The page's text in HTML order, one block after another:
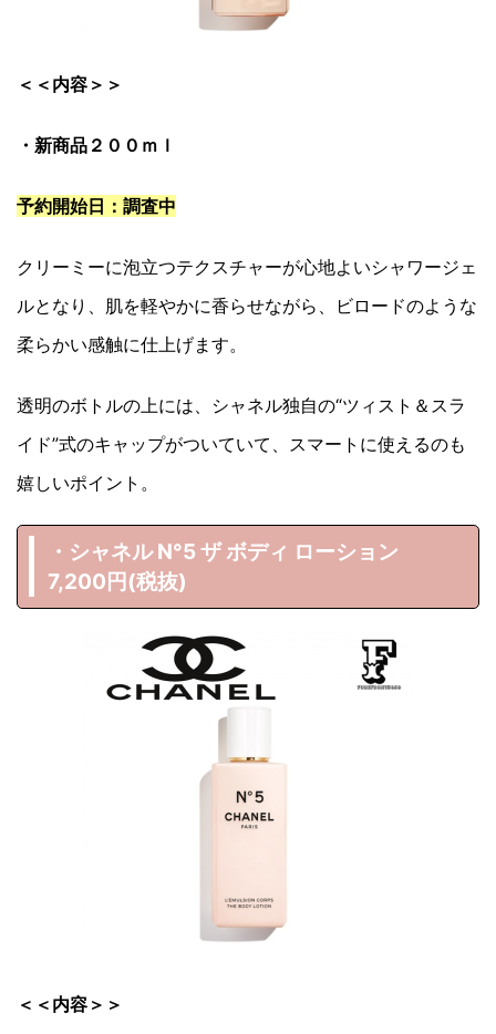
＜＜内容＞＞
・新商品２００ｍｌ
予約開始日：調査中
クリーミーに泡立つテクスチャーが心地よいシャワージェ
ルとなり、肌を軽やかに香らせながら、ビロードのような
柔らかい感触に仕上げます。
透明のボトルの上には、シャネル独自の“ツィスト＆スラ
イド”式のキャップがついていて、スマートに使えるのも
嬉しいポイント。
・シャネル N°5 ザ ボディ ローション
7,200円(税抜)
＜＜内容＞＞